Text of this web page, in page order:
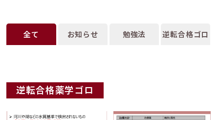
全て お知らせ 勉強法 逆転合格ゴロ
逆転合格薬学ゴロ